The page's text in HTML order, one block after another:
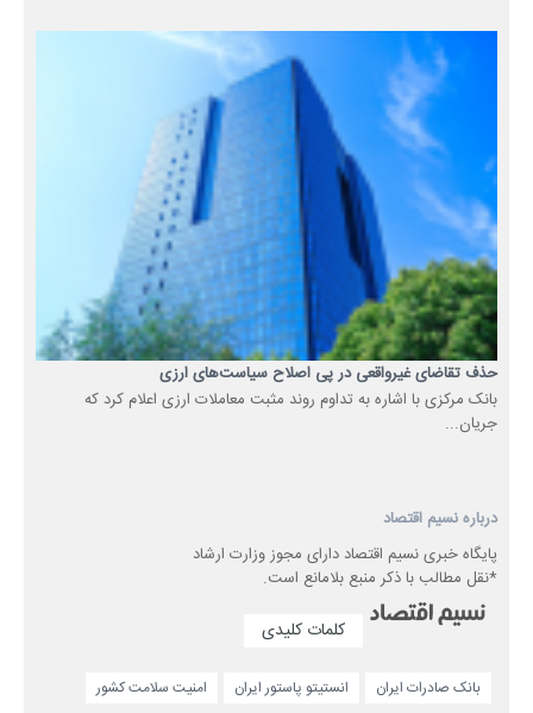
حذف تقاضای غیرواقعی در پی اصلاح سیاست‌های ارزی
بانک مرکزی با اشاره به تداوم روند مثبت معاملات ارزی اعلام کرد که
جریان...
درباره نسیم اقتصاد
پایگاه خبری نسیم اقتصاد دارای مجوز وزارت ارشاد
*نقل مطالب با ذکر منبع بلامانع است.
کلمات کلیدی
بانک صادرات ایران انستیتو پاستور ایران امنیت سلامت کشور